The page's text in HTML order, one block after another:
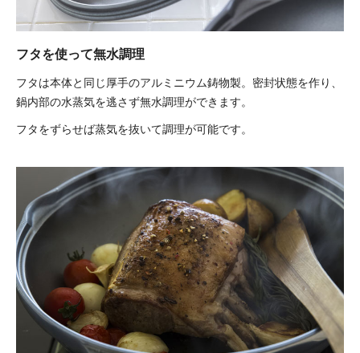
フタを使って無水調理
フタは本体と同じ厚手のアルミニウム鋳物製。密封状態を作り、
鍋内部の水蒸気を逃さず無水調理ができます。
フタをずらせば蒸気を抜いて調理が可能です。